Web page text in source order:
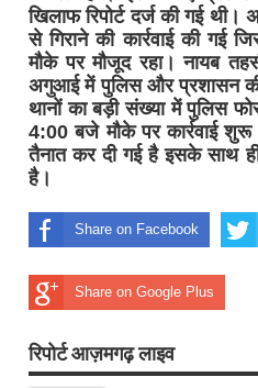
खिलाफ रिपोर्ट दर्ज की गई
से गिराने की कार्रवाई की गई
मौके पर मौजूद रहा। नायब
अगुआई में पुलिस और प्रशासन
थानों का बड़ी संख्या में पुलिस
4:00 बजे मौके पर कार्रवाई
तैनात कर दी गई है इसके साथ ही
है।
Share on Facebook
Share on Google Plus
रिपोर्ट आज़मगढ़ लाइव